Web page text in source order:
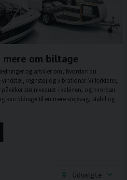
om biltage
og artikler om, hvordan du
regnstøj og vibrationer. Vi forklarer,
støjniveauet i kabinen, og hvordan
kan bidrage til en mere støjsvag, stabil og
Udvalgte